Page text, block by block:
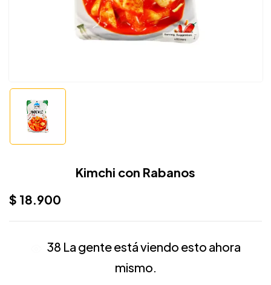
Kimchi con Rabanos
$ 18.900
38 La gente está viendo esto ahora
mismo.